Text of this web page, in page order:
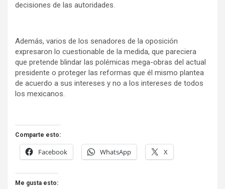
decisiones de las autoridades.
Además, varios de los senadores de la oposición
expresaron lo cuestionable de la medida, que pareciera
que pretende blindar las polémicas mega-obras del actual
presidente o proteger las reformas que él mismo plantea
de acuerdo a sus intereses y no a los intereses de todos
los mexicanos.
Comparte esto:
Facebook WhatsApp X
Me gusta esto: